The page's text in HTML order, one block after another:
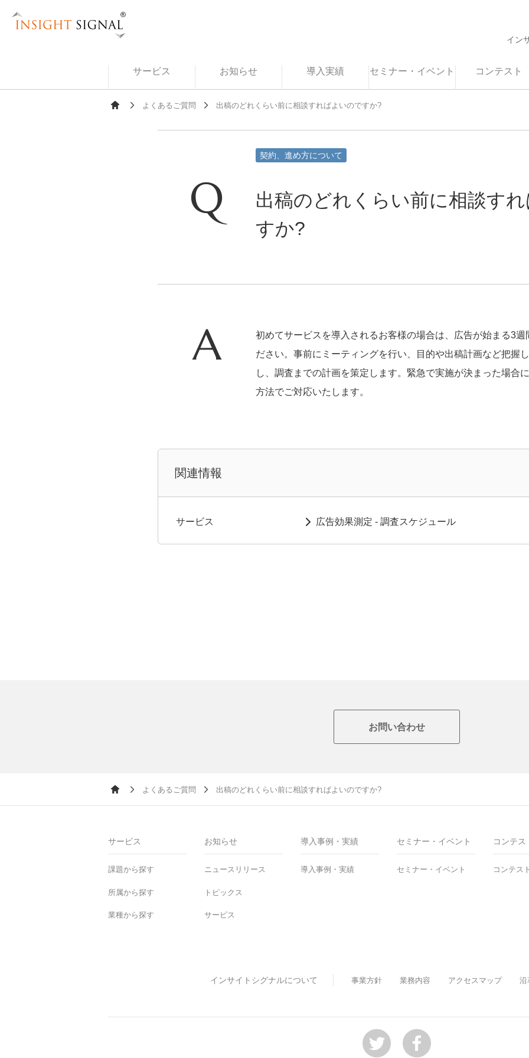
イン
サービス お知らせ 導入実績 セミナー・イベント コンテスト
よくあるご質問 出稿のどれくらい前に相談すればよいのですか?
契約、進め方について
出稿のどれくらい前に相談す
すか?
初めてサービスを導入されるお客様の場合は、広告が始まる3
ださい。事前にミーティングを行い、目的や出稿計画など把握
し、調査までの計画を策定します。緊急で実施が決まった場合
方法でご対応いたします。
関連情報
サービス 広告効果測定 - 調査スケジュール
お問い合わせ
よくあるご質問 出稿のどれくらい前に相談すればよいのですか?
サービス
課題から探す
所属から探す
業種から探す
お知らせ
ニュースリリース
トピックス
サービス
導入事例・実績
導入事例・実績
セミナー・イベント
セミナー・イベント
コンテス
コンテス
インサイトシグナルについて 事業方針 業務内容 アクセスマップ 沿